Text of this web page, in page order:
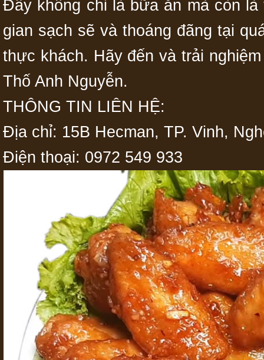
Đây không chỉ là bữa ăn mà còn
gian sạch sẽ và thoáng đãng tại
thực khách. Hãy đến và trải
Thố Anh Nguyễn.
THÔNG TIN LIÊN HỆ:
Địa chỉ: 15B Hecman, TP. Vinh,
Điện thoại: 0972 549 933